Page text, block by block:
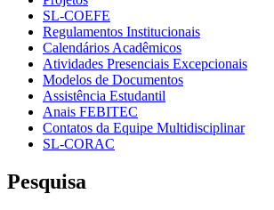
SL-COEFE
Regulamentos Institucionais
Calendários Acadêmicos
Atividades Presenciais Excepcionais
Modelos de Documentos
Assistência Estudantil
Anais FEBITEC
Contatos da Equipe Multidisciplinar
SL-CORAC
Pesquisa